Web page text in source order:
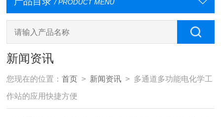
/ PRODUCT MENU
新闻资讯
您现在的位置：首页 > 新闻资讯 > 多通道多功能电化学工
作站的应用快捷方便